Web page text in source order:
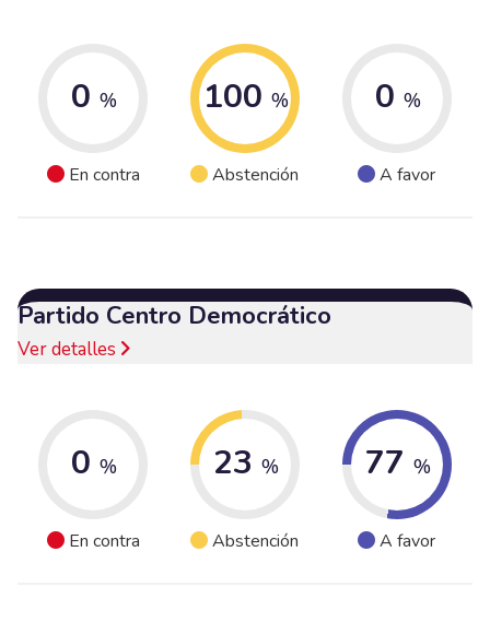
0 %
En contra
100 %
Abstención
0 %
A favor
Partido Centro Democrático
Ver detalles
0 %
En contra
23 %
Abstención
77 %
A favor